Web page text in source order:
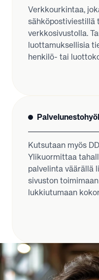
Verkkourkintaa,
sähköpostiviestillä
verkkosivustolla.
luottamuksellisia
henkilö- tai
Kutsutaan myös
Ylikuormittaa
palvelinta väärällä
sivuston
lukkiutumaan